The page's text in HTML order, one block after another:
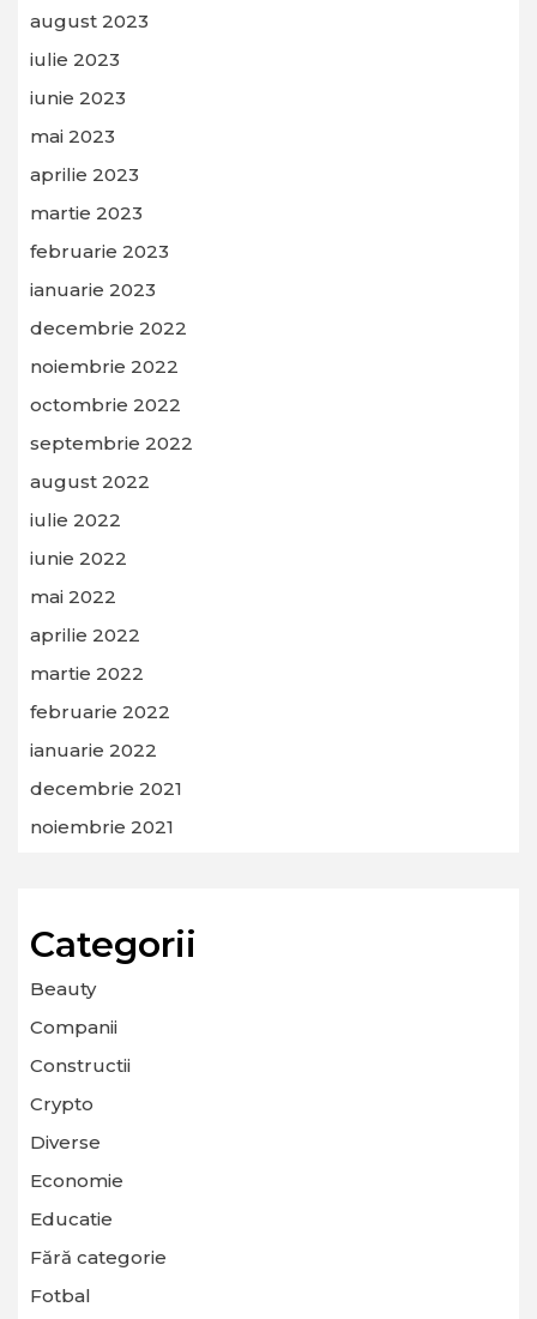
august 2023
iulie 2023
iunie 2023
mai 2023
aprilie 2023
martie 2023
februarie 2023
ianuarie 2023
decembrie 2022
noiembrie 2022
octombrie 2022
septembrie 2022
august 2022
iulie 2022
iunie 2022
mai 2022
aprilie 2022
martie 2022
februarie 2022
ianuarie 2022
decembrie 2021
noiembrie 2021
Categorii
Beauty
Companii
Constructii
Crypto
Diverse
Economie
Educatie
Fără categorie
Fotbal